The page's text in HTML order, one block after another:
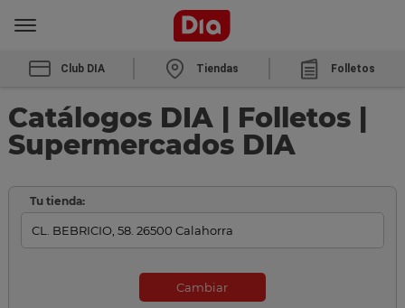
Club DIA Tiendas Folletos
Catálogos DIA | Folletos |
Supermercados DIA
Tu tienda:
Cambiar